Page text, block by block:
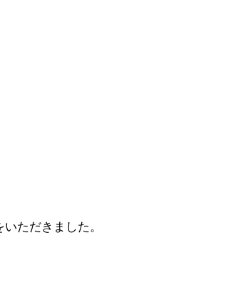
ただきました。